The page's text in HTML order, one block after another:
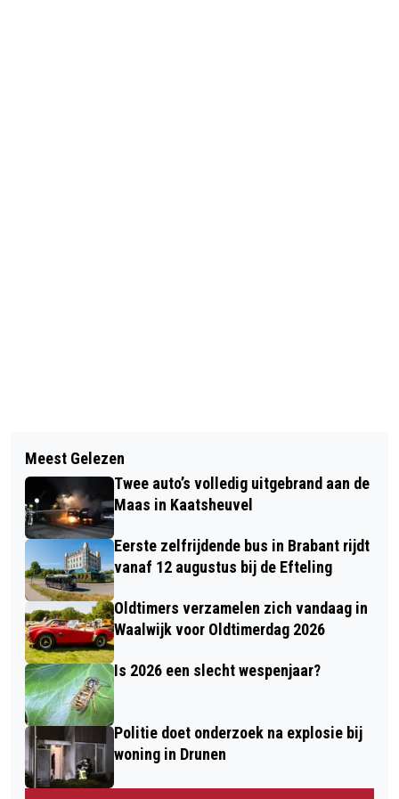
ONTDEK DE KRACHT VAN
LOTGENOTENCONTACT BIJ TOON
POLITIE ZOEKT GETUIGEN NA
VECHTPARTIJ IN TILBURG: TWEE
MANNEN UIT KAATSHEUVEL EN
WAALWIJK AANGEHOUDEN
Meest Gelezen
Twee auto’s volledig uitgebrand aan de
Maas in Kaatsheuvel
Eerste zelfrijdende bus in Brabant rijdt
vanaf 12 augustus bij de Efteling
Oldtimers verzamelen zich vandaag in
Waalwijk voor Oldtimerdag 2026
Is 2026 een slecht wespenjaar?
Politie doet onderzoek na explosie bij
woning in Drunen